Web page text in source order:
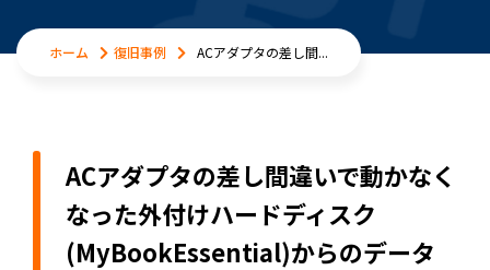
ホーム 復旧事例 ACアダプタの差し間...
ACアダプタの差し間違いで動かなく
なった外付けハードディスク
(MyBookEssential)からのデータ